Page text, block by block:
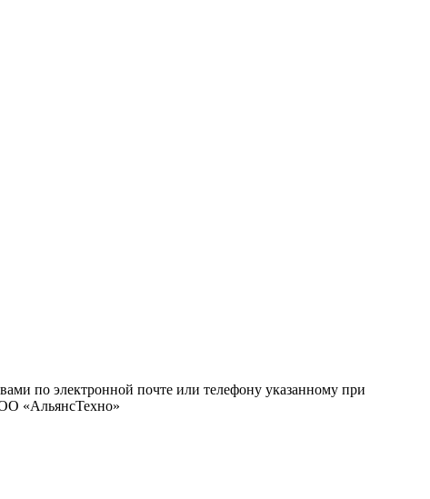
по электронной почте или телефону указанному при
«АльянсТехно»